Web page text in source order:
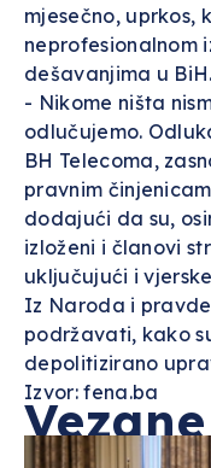
mjesečno, uprkos,
neprofesionalnom
dešavanjima u BiH.
- Nikome ništa
odlučujemo.
BH Telecoma,
pravnim
dodajući da su,
izloženi i članovi
uključujući i
Iz Naroda i
podržavati, kako
depolitizirano
Izvor: fena.ba